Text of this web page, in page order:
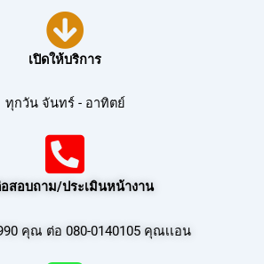
เปิดให้บริการ
ทุกวัน จันทร์ - อาทิตย์
สอบถาม/ประเมินหน้างาน
คุณ ต่อ 080-0140105 คุณเเอน